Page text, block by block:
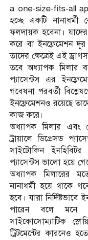
a one-size-fits-all
হচ্ছে একটি
ফলদায়ক হবেনা। যাদের
করে বা ইনফ্লেমেশন
তাদের ক্ষেত্রেই এই
তবে অধ্যাপক মিলার
প্যাসেন্টস এর
গবেষনা পরবর্তী
ইনফ্লেমেশনও রয়েছে
কাজ করে।
অধ্যাপক মিলার এবং
ট্রায়ালে ডিপ্রেসড
সাইটোকিন ইনহিবিটর
প্যাসেন্টস ভালো হয়ে
অধ্যাপক মিলারের
নানাধর্মী হয়ে থাকে
হবে। যারা
পারেন বলে মনে
সাইকোসোম্যাটিক
ট্রিটমেন্টের কারনেও